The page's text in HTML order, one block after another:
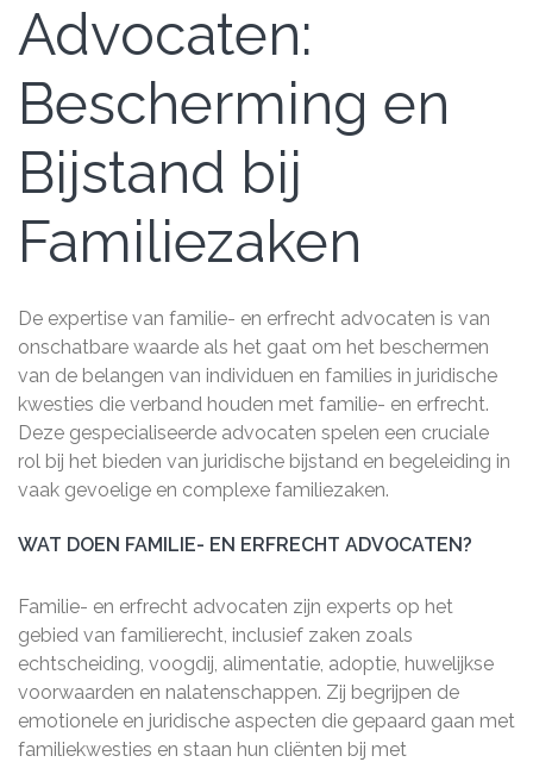
Advocaten:
Bescherming en
Bijstand bij
Familiezaken
De expertise van familie- en erfrecht advocaten is van
onschatbare waarde als het gaat om het beschermen
van de belangen van individuen en families in juridische
kwesties die verband houden met familie- en erfrecht.
Deze gespecialiseerde advocaten spelen een cruciale
rol bij het bieden van juridische bijstand en begeleiding in
vaak gevoelige en complexe familiezaken.
WAT DOEN FAMILIE- EN ERFRECHT ADVOCATEN?
Familie- en erfrecht advocaten zijn experts op het
gebied van familierecht, inclusief zaken zoals
echtscheiding, voogdij, alimentatie, adoptie, huwelijkse
voorwaarden en nalatenschappen. Zij begrijpen de
emotionele en juridische aspecten die gepaard gaan met
familiekwesties en staan hun cliënten bij met